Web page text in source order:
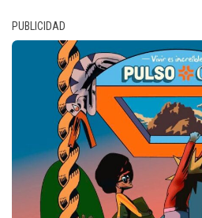
PUBLICIDAD